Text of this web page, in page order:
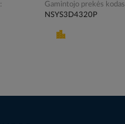
Gamintojo prekės kodas
NSYS3D4320P